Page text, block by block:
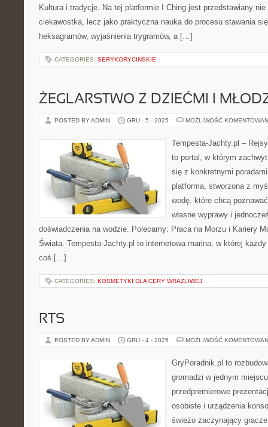
Kultura i tradycje. Na tej platformie I Ching jest przedstawiany
ciekawostka, lecz jako praktyczna nauka do procesu stawania
heksagramów, wyjaśnienia trygramów, a […]
CATEGORIES: SERYKORYCINSKIE
ŻEGLARSTWO Z DZIEĆMI I
POSTED BY ADMIN GRU - 5 - 2025 MOŻLIWOŚĆ
Tempesta-Jachty.pl –
to portal, w którym
się z konkretnymi
platforma, stworzona z
wodę, które chcą
własne wyprawy i
doświadczenia na wodzie. Polecamy: Praca na Morzu i Kariery
Świata. Tempesta-Jachty.pl to internetowa marina, w której
coś […]
CATEGORIES: KOSMETYKI DLA CERY WRAŻLIWEJ
RTS
POSTED BY ADMIN GRU - 4 - 2025 MOŻLIWOŚĆ
GryPoradnik.pl to
gromadzi w jednym
przedpremierowe
osobiste i urządzenia
świeżo zaczynający